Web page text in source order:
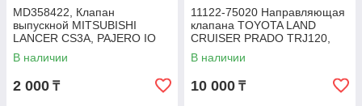
MD358422, Клапан
выпускной MITSUBISHI
LANCER CS3A, PAJERO IO
H65W 4G18 V-1.6, DOKURO
(EMB5378A)
В наличии
2 000 ₸
11122-75020 Направляющая
клапана TOYOTA LAND
CRUISER PRADO TRJ120,
HILUX TGN26,HIACE
TRH223, FORTUNER TGN51,
В наличии
10 000 ₸